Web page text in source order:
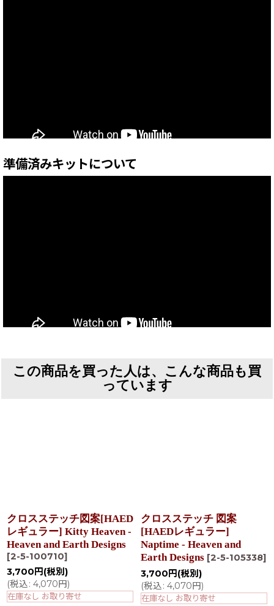
準備済みキットについて
この商品を買った人は、こんな商品も買
っています
クロスステッチ図案[HAED
レギュラー] Kitty Heaven -
Heaven and Earth Designs
[2-5-100710]
3,700 円 (税別)
(税込: 4,070円)
在庫なし お取り寄せ
クロスステッチ 図案
[HAEDレギュラー]
Naptime - Heaven and
Earth Designs [2-5-105338]
3,700 円 (税別)
(税込: 4,070円)
在庫なし お取り寄せ